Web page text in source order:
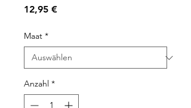
12,95 €Preis
Maat *
Anzahl *